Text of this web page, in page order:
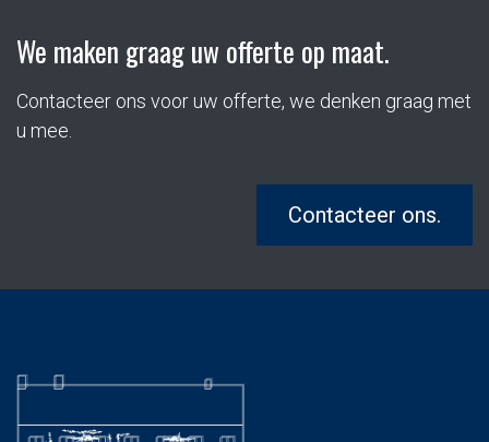
We maken graag uw offerte op maat.
Contacteer ons voor uw offerte, we denken graag met
u mee.
Contacteer ons.